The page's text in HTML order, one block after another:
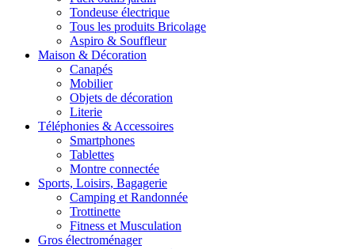
Tondeuse électrique
Tous les produits Bricolage
Aspiro & Souffleur
Maison & Décoration
Canapés
Mobilier
Objets de décoration
Literie
Téléphonies & Accessoires
Smartphones
Tablettes
Montre connectée
Sports, Loisirs, Bagagerie
Camping et Randonnée
Trottinette
Fitness et Musculation
Gros électroménager